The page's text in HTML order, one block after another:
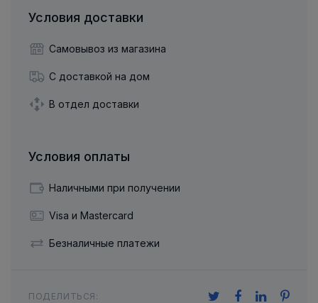
Условия доставки
Самовывоз из магазина
С доставкой на дом
В отдел доставки
Условия оплаты
Наличными при получении
Visa и Mastercard
Безналичные платежи
ПОДЕЛИТЬСЯ: